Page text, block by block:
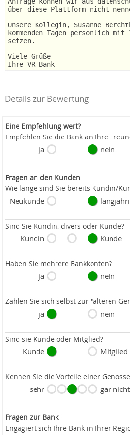
über diese Plattform nicht
Unsere Kollegin, Susanne
kommenden Tagen persönlich
setzen.
Viele Grüße
Ihre VR Bank
Details zur Bewertung
Eine Empfehlung wert?
Empfehlen Sie die Bank an Ihre
ja nein
Fragen an den Kunden
Wie lange sind Sie bereits Kundin/
Neukunde
Sind Sie Kundin, divers oder Kunde?
Kundin Kunde
Haben Sie mehrere Bankkonten?
ja nein
Zählen Sie sich selbst zur "älteren
ja nein
Sind sie Kunde oder Mitglied?
Kunde Mitglied
Kennen Sie die Vorteile einer
sehr gar nicht
Fragen zur Bank
Engagiert sich Ihre Bank in Ihrer